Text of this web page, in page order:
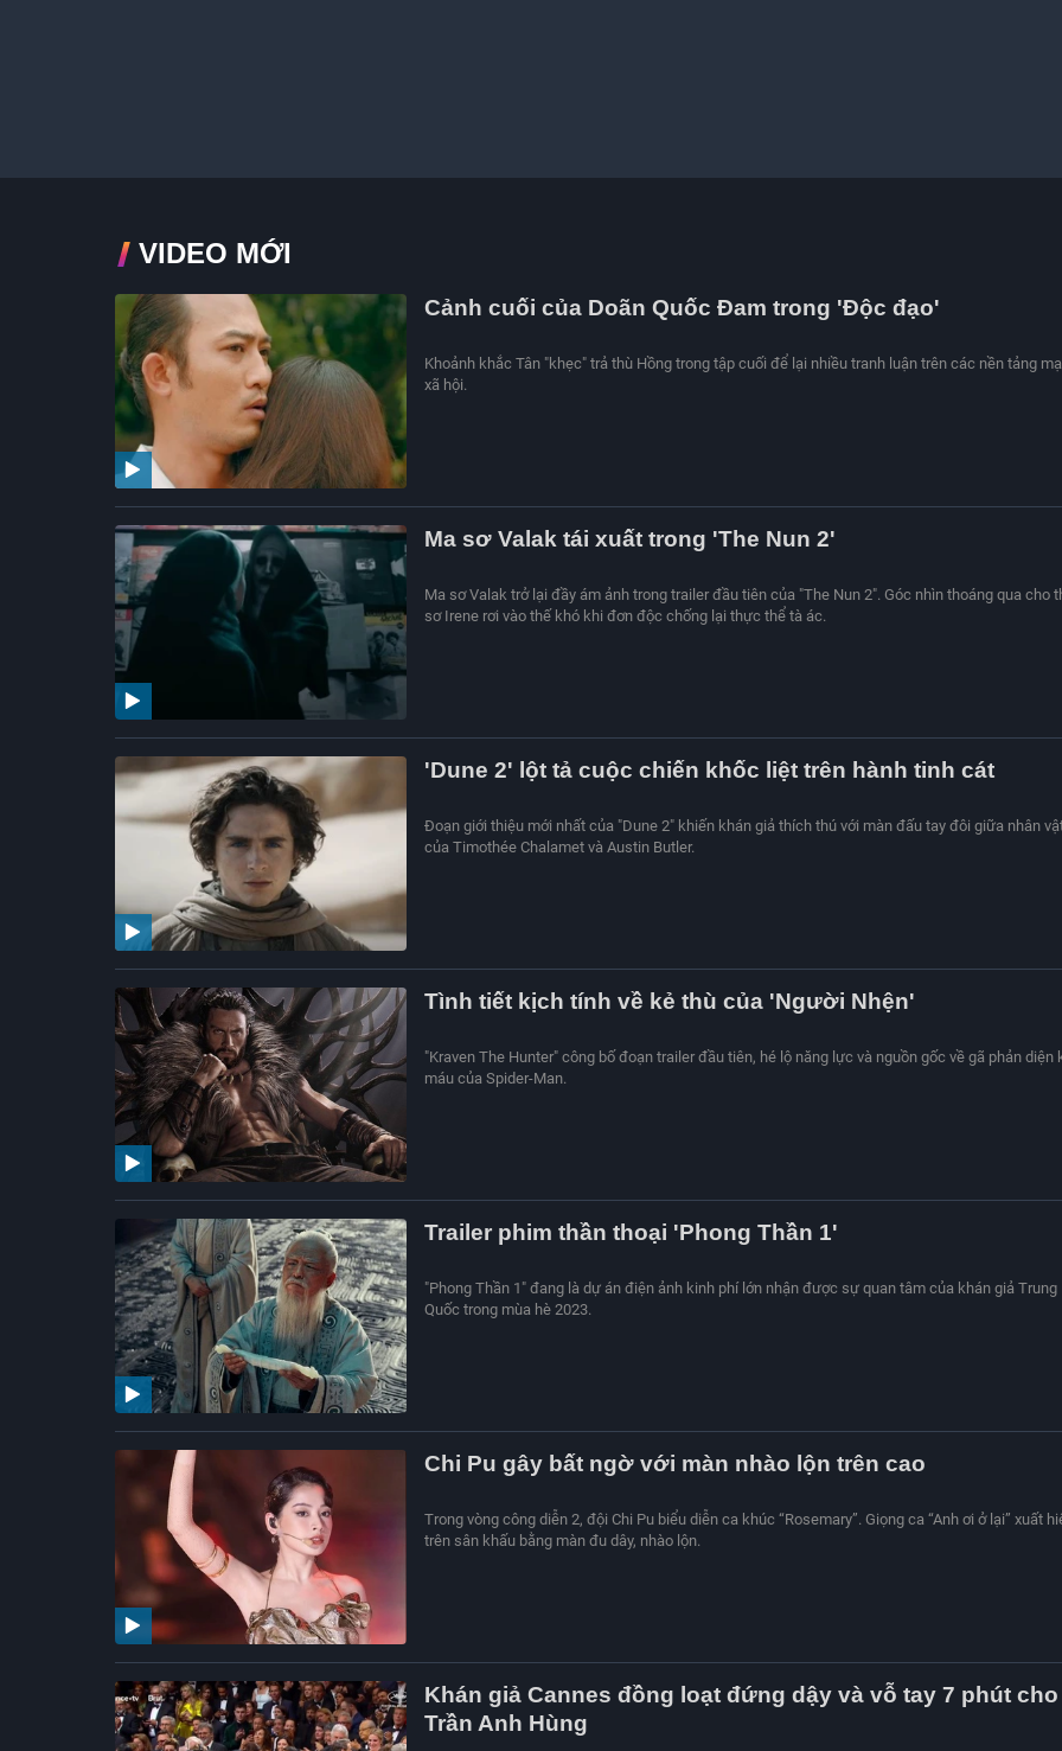
VIDEO MỚI
Cảnh cuối của Doãn Quốc Đam trong 'Độc đạo'
Khoảnh khắc Tân "khẹc" trả thù Hồng trong tập cuối để lại nhiều tranh luận trên các nền tảng
xã hội.
Ma sơ Valak tái xuất trong 'The Nun 2'
Ma sơ Valak trở lại đầy ám ảnh trong trailer đầu tiên của "The Nun 2". Góc nhìn thoáng qua cho
sơ Irene rơi vào thế khó khi đơn độc chống lại thực thể tà ác.
'Dune 2' lột tả cuộc chiến khốc liệt trên hành tinh cát
Đoạn giới thiệu mới nhất của "Dune 2" khiến khán giả thích thú với màn đấu tay đôi giữa nhân
của Timothée Chalamet và Austin Butler.
Tình tiết kịch tính về kẻ thù của 'Người Nhện'
"Kraven The Hunter" công bố đoạn trailer đầu tiên, hé lộ năng lực và nguồn gốc về gã phản diện
máu của Spider-Man.
Trailer phim thần thoại 'Phong Thần 1'
"Phong Thần 1" đang là dự án điện ảnh kinh phí lớn nhận được sự quan tâm của khán giả Trung
Quốc trong mùa hè 2023.
Chi Pu gây bất ngờ với màn nhào lộn trên cao
Trong vòng công diễn 2, đội Chi Pu biểu diễn ca khúc “Rosemary”. Giọng ca “Anh ơi ở lại” xuất
trên sân khấu bằng màn đu dây, nhào lộn.
Khán giả Cannes đồng loạt đứng dậy và vỗ tay 7 phút cho
Trần Anh Hùng